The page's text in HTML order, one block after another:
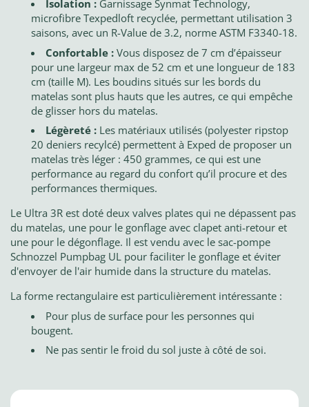
Isolation : Garnissage Synmat Technology,
microfibre Texpedloft recyclée, permettant utilisation 3
saisons, avec un R-Value de 3.2, norme ASTM F3340-18.
Confortable : Vous disposez de 7 cm d’épaisseur
pour une largeur max de 52 cm et une longueur de 183
cm (taille M). Les boudins situés sur les bords du
matelas sont plus hauts que les autres, ce qui empêche
de glisser hors du matelas.
Légèreté : Les matériaux utilisés (polyester ripstop
20 deniers recylcé) permettent à Exped de proposer un
matelas très léger : 450 grammes, ce qui est une
performance au regard du confort qu’il procure et des
performances thermiques.
Le Ultra 3R est doté deux valves plates qui ne dépassent pas
du matelas, une pour le gonflage avec clapet anti-retour et
une pour le dégonflage. Il est vendu avec le sac-pompe
Schnozzel Pumpbag UL pour faciliter le gonflage et éviter
d'envoyer de l'air humide dans la structure du matelas.
La forme rectangulaire est particulièrement intéressante :
Pour plus de surface pour les personnes qui
bougent.
Ne pas sentir le froid du sol juste à côté de soi.